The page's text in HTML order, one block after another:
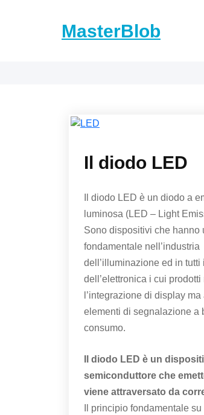
MasterBlob
Il diodo LED
Il diodo LED è un diodo a
luminosa (LED – Light
Sono dispositivi che hanno
fondamentale nell’industria
dell’illuminazione ed in tutti
dell’elettronica i cui
l’integrazione di display
elementi di segnalazione a
consumo.
Il diodo LED è un
semiconduttore che
viene attraversato da
Il principio fondamentale